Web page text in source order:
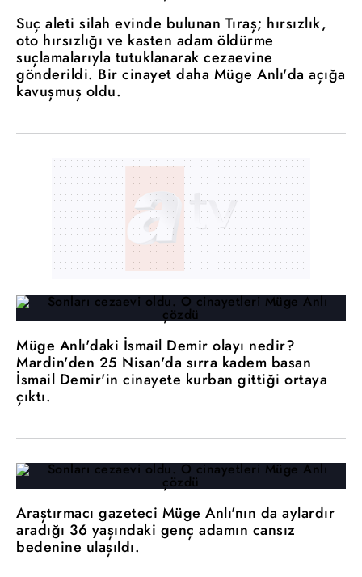
Suç aleti silah evinde bulunan Tıraş; hırsızlık,
oto hırsızlığı ve kasten adam öldürme
suçlamalarıyla tutuklanarak cezaevine
gönderildi. Bir cinayet daha Müge Anlı'da açığa
kavuşmuş oldu.
Müge Anlı'daki İsmail Demir olayı nedir?
Mardin'den 25 Nisan'da sırra kadem basan
İsmail Demir'in cinayete kurban gittiği ortaya
çıktı.
Araştırmacı gazeteci Müge Anlı'nın da aylardır
aradığı 36 yaşındaki genç adamın cansız
bedenine ulaşıldı.